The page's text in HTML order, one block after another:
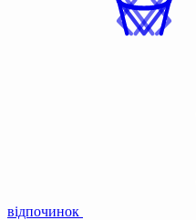
відпочинок